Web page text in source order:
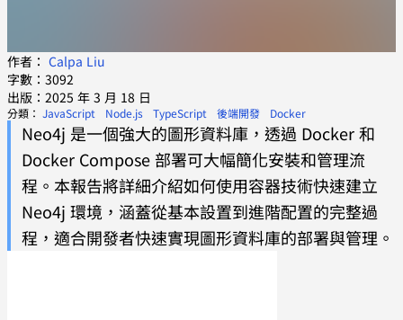
作者： Calpa Liu
字數：3092
出版：2025 年 3 月 18 日
分類： JavaScript Node.js TypeScript 後端開發 Docker
Neo4j 是一個強大的圖形資料庫，透過 Docker 和
Docker Compose 部署可大幅簡化安裝和管理流
程。本報告將詳細介紹如何使用容器技術快速建立
Neo4j 環境，涵蓋從基本設置到進階配置的完整過
程，適合開發者快速實現圖形資料庫的部署與管理。